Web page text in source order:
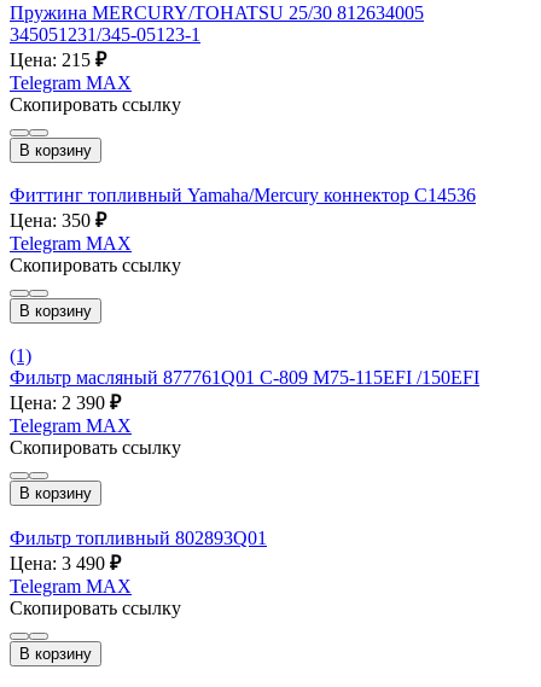
Пружина MERCURY/TOHATSU 25/30 812634005
345051231/345-05123-1
Цена: 215 ₽
Telegram MAX
Скопировать ссылку
В корзину
Фиттинг топливный Yamaha/Mercury коннектор C14536
Цена: 350 ₽
Telegram MAX
Скопировать ссылку
В корзину
(1)
Фильтр масляный 877761Q01 C-809 M75-115EFI /150EFI
Цена: 2 390 ₽
Telegram MAX
Скопировать ссылку
В корзину
Фильтр топливный 802893Q01
Цена: 3 490 ₽
Telegram MAX
Скопировать ссылку
В корзину